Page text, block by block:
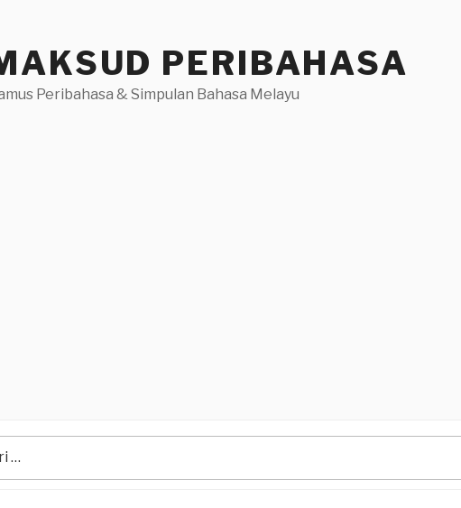
PERIBAHASA
Peribahasa & Simpulan Bahasa Melayu